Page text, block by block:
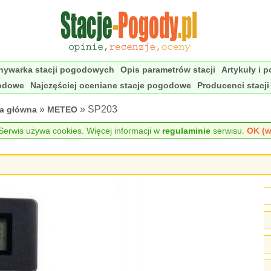
stacji pogodowych Opis parametrów stacji
Artykuły i
Najczęściej oceniane stacje pogodowe Producenci
główna » METEO » SP203
używa cookies. Więcej informacji w regulaminieserwisu. OK